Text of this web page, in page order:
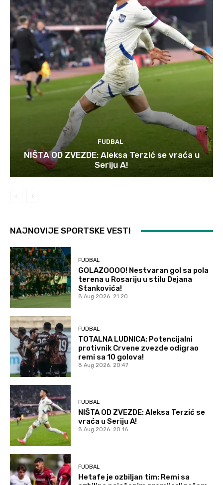
FUDBAL
NIŠTA OD ZVEZDE: Aleksa Terzić se vraća u
Seriju A!
NAJNOVIJE SPORTSKE VESTI
FUDBAL
GOLAZOOOO! Nestvaran gol sa pola
terena u Rosariju u stilu Dejana
Stankovića!
8 Aug 2026. 21:20
FUDBAL
TOTALNA LUDNICA: Potencijalni
protivnik Crvene zvezde odigrao
remi sa 10 golova!
8 Aug 2026. 20:47
FUDBAL
NIŠTA OD ZVEZDE: Aleksa Terzić se
vraća u Seriju A!
8 Aug 2026. 20:16
FUDBAL
Hetafe je ozbiljan tim: Remi sa